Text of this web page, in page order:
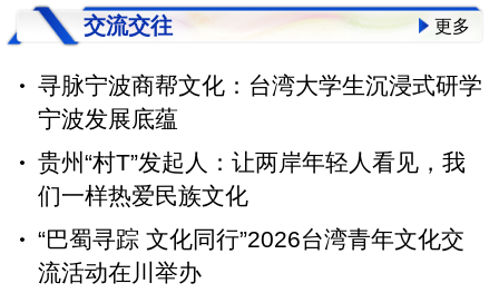
交流交往 更多
寻脉宁波商帮文化：台湾大学生沉浸式研学
宁波发展底蕴
贵州“村T”发起人：让两岸年轻人看见，我
们一样热爱民族文化
“巴蜀寻踪 文化同行”2026台湾青年文化交
流活动在川举办